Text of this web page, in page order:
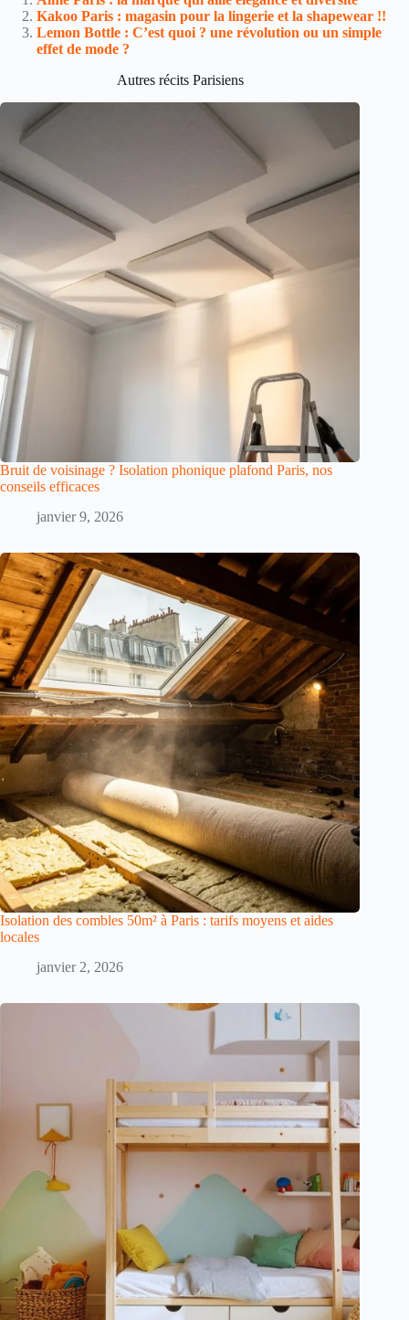
Kakoo Paris : magasin pour la lingerie et la shapewear !!
Lemon Bottle : C’est quoi ? une révolution ou un simple
effet de mode ?
Autres récits Parisiens
Bruit de voisinage ? Isolation phonique plafond Paris, nos
conseils efficaces
janvier 9, 2026
Isolation des combles 50m² à Paris : tarifs moyens et aides
locales
janvier 2, 2026